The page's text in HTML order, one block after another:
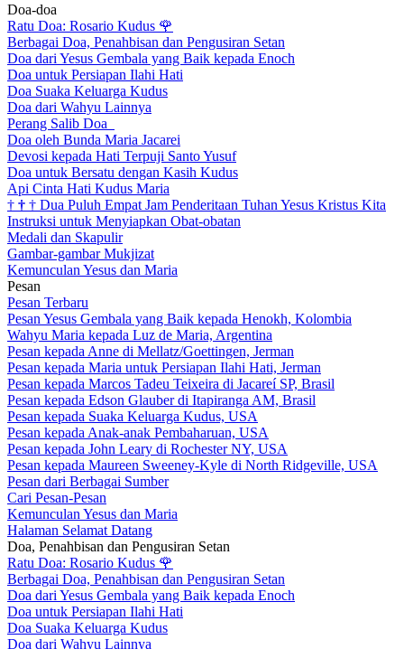
Doa-doa
Ratu Doa: Rosario Kudus 🌹
Berbagai Doa, Penahbisan dan Pengusiran Setan
Doa dari Yesus Gembala yang Baik kepada Enoch
Doa untuk Persiapan Ilahi Hati
Doa Suaka Keluarga Kudus
Doa dari Wahyu Lainnya
Perang Salib Doa
Doa oleh Bunda Maria Jacarei
Devosi kepada Hati Terpuji Santo Yusuf
Doa untuk Bersatu dengan Kasih Kudus
Api Cinta Hati Kudus Maria
† † † Dua Puluh Empat Jam Penderitaan Tuhan Yesus Kristus Kita
Instruksi untuk Menyiapkan Obat-obatan
Medali dan Skapulir
Gambar-gambar Mukjizat
Kemunculan Yesus dan Maria
Pesan
Pesan Terbaru
Pesan Yesus Gembala yang Baik kepada Henokh, Kolombia
Wahyu Maria kepada Luz de Maria, Argentina
Pesan kepada Anne di Mellatz/Goettingen, Jerman
Pesan kepada Maria untuk Persiapan Ilahi Hati, Jerman
Pesan kepada Marcos Tadeu Teixeira di Jacareí SP, Brasil
Pesan kepada Edson Glauber di Itapiranga AM, Brasil
Pesan kepada Suaka Keluarga Kudus, USA
Pesan kepada Anak-anak Pembaharuan, USA
Pesan kepada John Leary di Rochester NY, USA
Pesan kepada Maureen Sweeney-Kyle di North Ridgeville, USA
Pesan dari Berbagai Sumber
Cari Pesan-Pesan
Kemunculan Yesus dan Maria
Halaman Selamat Datang
Doa, Penahbisan dan Pengusiran Setan
Ratu Doa: Rosario Kudus 🌹
Berbagai Doa, Penahbisan dan Pengusiran Setan
Doa dari Yesus Gembala yang Baik kepada Enoch
Doa untuk Persiapan Ilahi Hati
Doa Suaka Keluarga Kudus
Doa dari Wahyu Lainnya